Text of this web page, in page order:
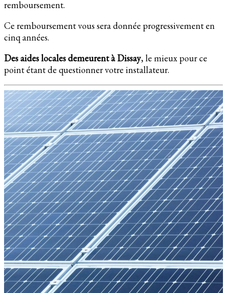
remboursement.
Ce remboursement vous sera donnée progressivement en
cinq années.
Des aides locales demeurent à Dissay, le mieux pour ce
point étant de questionner votre installateur.